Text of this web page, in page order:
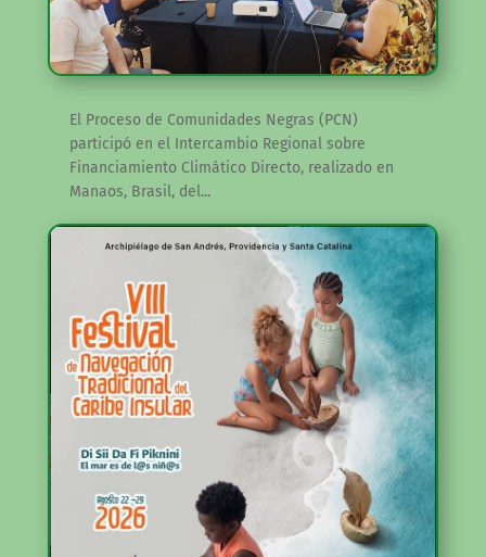
El Proceso de Comunidades Negras (PCN)
participó en el Intercambio Regional sobre
Financiamiento Climático Directo, realizado en
Manaos, Brasil, del...